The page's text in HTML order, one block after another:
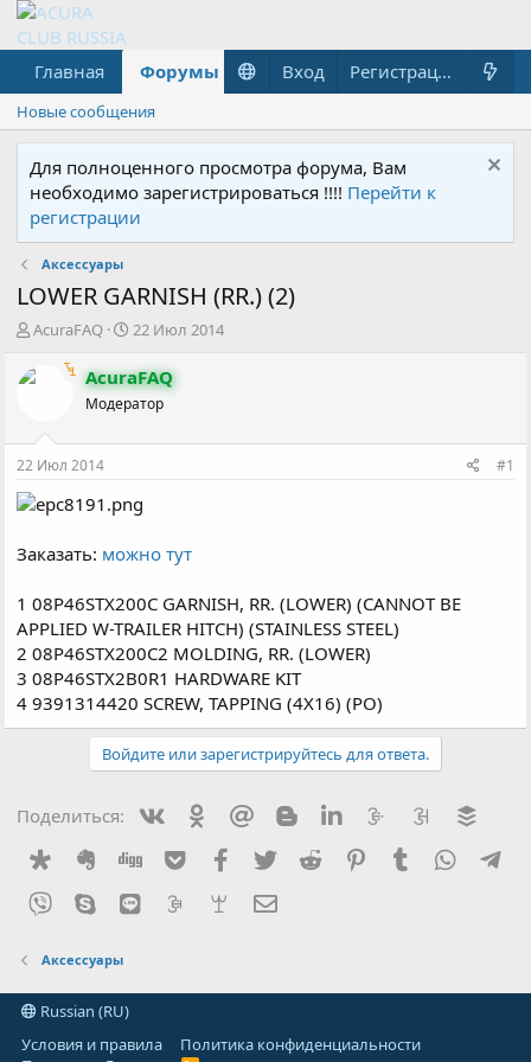
Главная Форумы Что нового? Гараж
Вход Регистрация
Новые сообщения
Для полноценного просмотра форума, Вам
необходимо зарегистрироваться !!!! Перейти к
регистрации
Аксессуары
LOWER GARNISH (RR.) (2)
А
т
е
м
ы
AcuraFAQ
Д
т
а
н
л
а
22 Июл 2014
AcuraFAQ
Модератор
22 Июл 2014 #1
Заказать: можно тут
1 08P46STX200C GARNISH, RR. (LOWER) (CANNOT BE
APPLIED W-TRAILER HITCH) (STAINLESS STEEL)
2 08P46STX200C2 MOLDING, RR. (LOWER)
3 08P46STX2B0R1 HARDWARE KIT
4 9391314420 SCREW, TAPPING (4X16) (PO)
Войдите или зарегистрируйтесь для ответа.
Поделиться: ВконтактеОдноклассники
Mail.ru BloggerLinkedinLiveinternetLivejournal
DiasporaEvernoteDigg GetpocketFacebook
Twitter Reddit PinterestTumblr
Viber
Skype Line Gmail yahoomail
Аксессуары
Russian (RU)
Условия и правила
Политика конфиденциальности